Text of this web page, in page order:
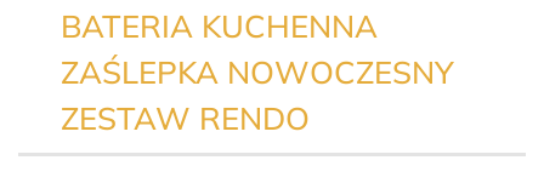
BATERIA KUCHENNA
ZAŚLEPKA NOWOCZESNY
ZESTAW RENDO